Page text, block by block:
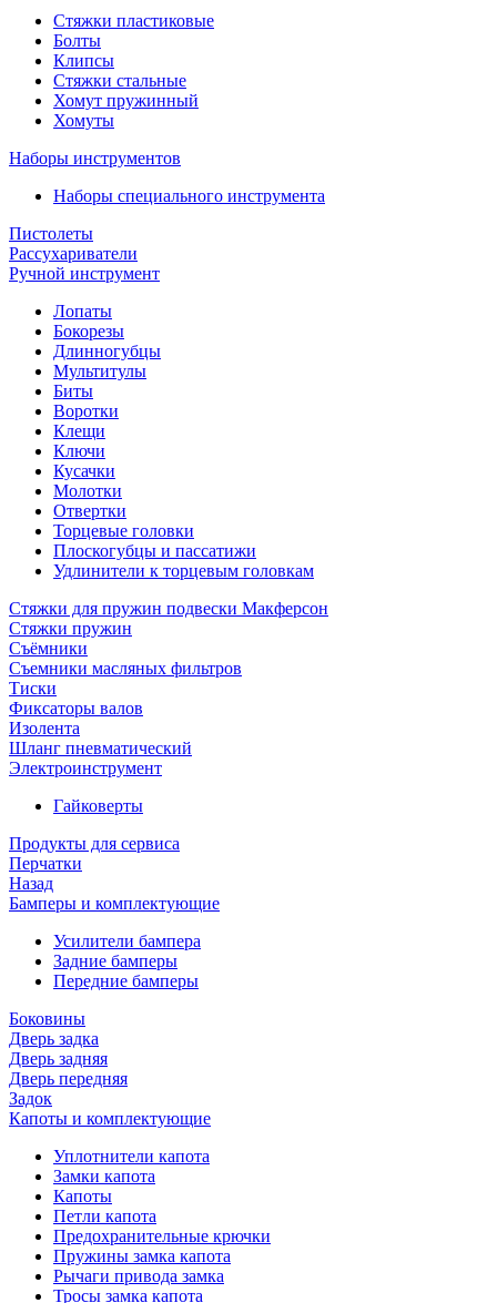
Стяжки пластиковые
Болты
Клипсы
Стяжки стальные
Хомут пружинный
Хомуты
Наборы инструментов
Наборы специального инструмента
Пистолеты
Рассухариватели
Ручной инструмент
Лопаты
Бокорезы
Длинногубцы
Мультитулы
Биты
Воротки
Клещи
Ключи
Кусачки
Молотки
Отвертки
Торцевые головки
Плоскогубцы и пассатижи
Удлинители к торцевым головкам
Стяжки для пружин подвески Макферсон
Стяжки пружин
Съёмники
Съемники масляных фильтров
Тиски
Фиксаторы валов
Изолента
Шланг пневматический
Электроинструмент
Гайковерты
Продукты для сервиса
Перчатки
Назад
Бамперы и комплектующие
Усилители бампера
Задние бамперы
Передние бамперы
Боковины
Дверь задка
Дверь задняя
Дверь передняя
Задок
Капоты и комплектующие
Уплотнители капота
Замки капота
Капоты
Петли капота
Предохранительные крючки
Пружины замка капота
Рычаги привода замка
Тросы замка капота